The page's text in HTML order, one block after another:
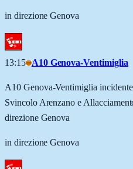
in direzione Genova
13:15 A10 Genova-Ventimiglia
A10 Genova-Ventimiglia
Svincolo Arenzano e
direzione Genova
in direzione Genova